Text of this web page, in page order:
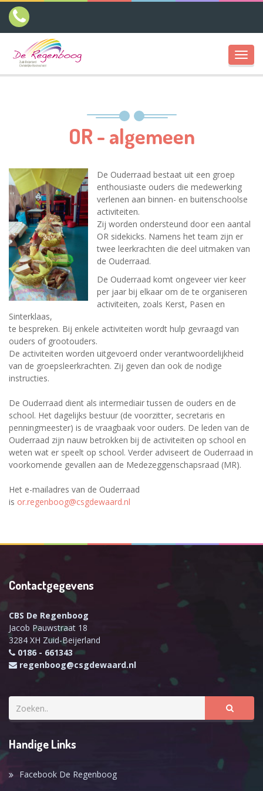
OR - algemeen
De Ouderraad bestaat uit een groep
enthousiaste ouders die medewerking
verlenen aan binnen- en buitenschoolse
activiteiten.
Zij worden ondersteund door een aantal
OR sidekicks. Namens het team zijn er
twee leerkrachten die deel uitmaken van
de Ouderraad.
De Ouderraad komt ongeveer vier keer
per jaar bij elkaar om de te organiseren
activiteiten, zoals Kerst, Pasen en
Sinterklaas,
te bespreken. Bij enkele activiteiten wordt hulp gevraagd van
ouders of grootouders.
De activiteiten worden uitgevoerd onder verantwoordelijkheid
van de groepsleerkrachten. Zij geven dan ook de nodige
instructies.
De Ouderraad dient als intermediair tussen de ouders en de
school. Het dagelijks bestuur (de voorzitter, secretaris en
penningmeester) is de vraagbaak voor ouders. De leden van de
Ouderraad zijn nauw betrokken bij de activiteiten op school en
weten wat er speelt op school. Verder adviseert de Ouderraad in
voorkomende gevallen aan de Medezeggenschapsraad (MR).
Het e-mailadres van de Ouderraad
is or.regenboog@csgdewaard.nl
Contactgegevens
CBS De Regenboog
Jacob Pauwstraat 18
3284 XH Zuid-Beijerland
0186 - 661343
regenboog@csgdewaard.nl
Handige Links
Facebook De Regenboog